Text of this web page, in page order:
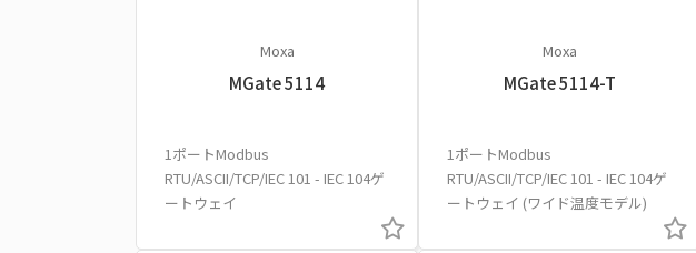
Moxa
MGate 5114
1ポートModbus
RTU/ASCII/TCP/IEC 101 - IEC 104ゲ
ートウェイ
Moxa
MGate 5114-T
1ポートModbus
RTU/ASCII/TCP/IEC 101 - IEC 104ゲ
ートウェイ (ワイド温度モデル)